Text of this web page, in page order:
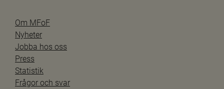
Om MFoF
Nyheter
Jobba hos oss
Press
Statistik
Frågor och svar